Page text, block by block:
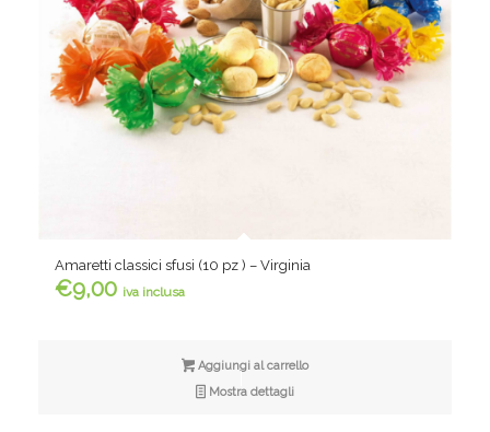
Amaretti classici sfusi (10 pz ) – Virginia
€9,00 iva inclusa
Aggiungi al carrello
Mostra dettagli